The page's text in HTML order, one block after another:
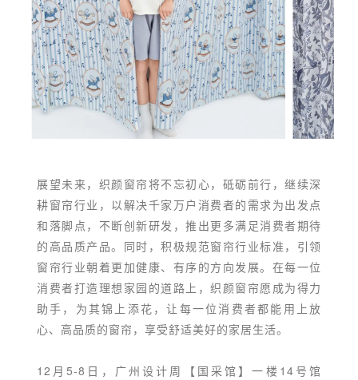
展望未来，织颜窗帘将不忘初心，砥砺前行，继续深
耕窗帘行业，以解决千家万户消费者的需求为出发点
和落脚点，不断创新研发，推出更多满足消费者期待
的高品质产品。同时，积极规范窗帘行业标准，引领
窗帘行业朝着更加健康、有序的方向发展。在每一位
消费者打造理想家园的道路上，织颜窗帘愿成为得力
助手，为其锦上添花，让每一位消费者都能用上放
心、高品质的窗帘，享受舒适美好的家居生活。
12月5-8日，广州设计周【国采馆】一楼14号馆